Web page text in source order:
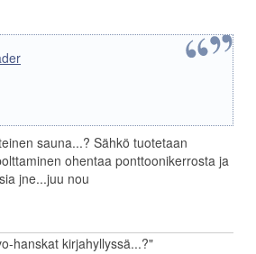
sauna...? Sähkö tuotetaan
ohentaa ponttoonikerrosta ja
jne...juu nou
hanskat kirjahyllyssä...?"